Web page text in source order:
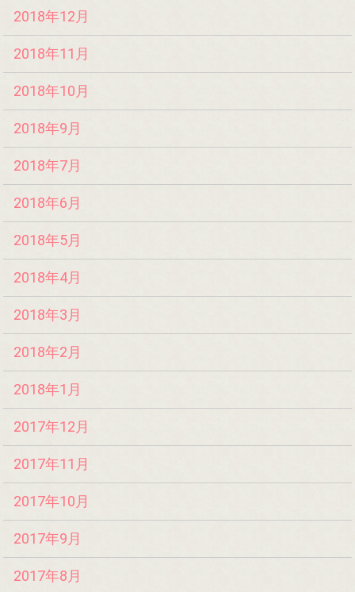
2018年12月
2018年11月
2018年10月
2018年9月
2018年7月
2018年6月
2018年5月
2018年4月
2018年3月
2018年2月
2018年1月
2017年12月
2017年11月
2017年10月
2017年9月
2017年8月